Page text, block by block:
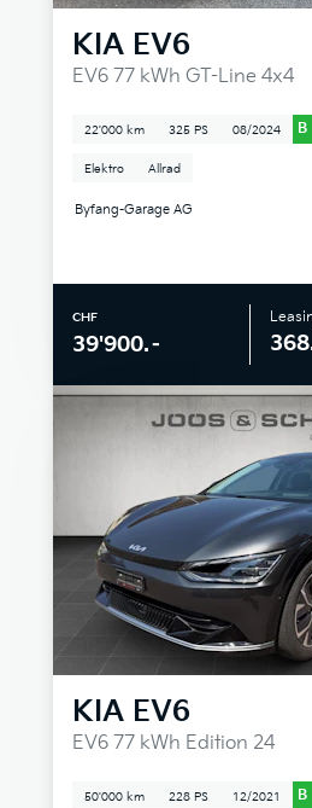
KIA EV6
EV6 77 kWh GT-Line 4x4
22'000 km 325 PS 08/2024 B
Elektro Allrad
Byfang-Garage AG
CHF
39'900.–
KIA EV6
EV6 77 kWh Edition 24
50'000 km 228 PS 12/2021 B